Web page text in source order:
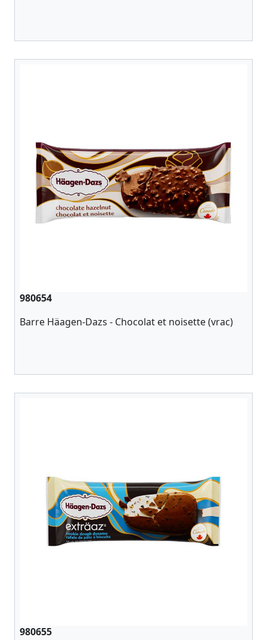
980654
Barre Häagen-Dazs - Chocolat et noisette (vrac)
980655